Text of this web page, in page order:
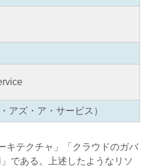
アズ・ア・サービス）
テクチャ」「クラウドのガバ
である。上述したようなリソ